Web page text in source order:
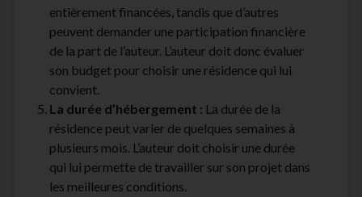
entièrement financées, tandis que d’autres
peuvent demander une participation financière
de la part de l’auteur. L’auteur doit donc évaluer
son budget pour choisir une résidence qui lui
convient.
La durée d’hébergement : La durée de la
résidence peut varier de quelques semaines à
plusieurs mois. L’auteur doit choisir une durée
qui lui permette de travailler sur son projet dans
les meilleures conditions.